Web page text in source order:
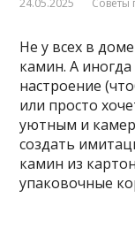
24.05.2025 Советы
Не у всех в
камин. А иногда
настроение
или просто
уютным и
создать
камин из
упаковочные